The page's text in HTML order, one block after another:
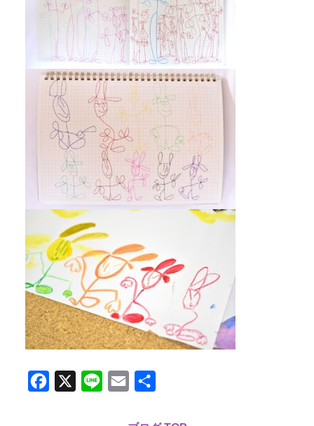
Facebook
X Line Email